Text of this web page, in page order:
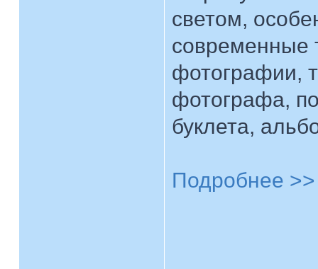
светом,
современные
фотографии,
фотографа,
буклета,
Подробнее >>